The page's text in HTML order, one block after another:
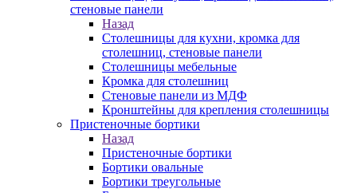
стеновые панели
Назад
Столешницы для кухни, кромка для
столешниц, стеновые панели
Столешницы мебельные
Кромка для столешниц
Стеновые панели из МДФ
Кронштейны для крепления столешницы
Пристеночные бортики
Назад
Пристеночные бортики
Бортики овальные
Бортики треугольные